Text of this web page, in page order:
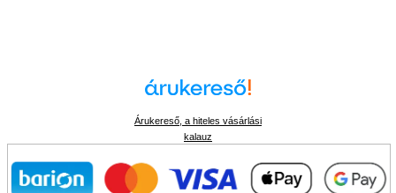
Árukereső, a hiteles vásárlási
kalauz